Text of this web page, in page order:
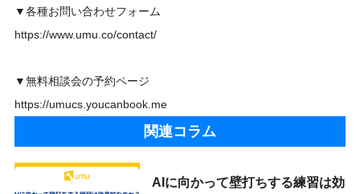
▼各種お問い合わせフォーム
https://www.umu.co/contact/
▼無料相談会の予約ページ
https://umucs.youcanbook.me
関連コラム
AIに向かって壁打ちする練習は効